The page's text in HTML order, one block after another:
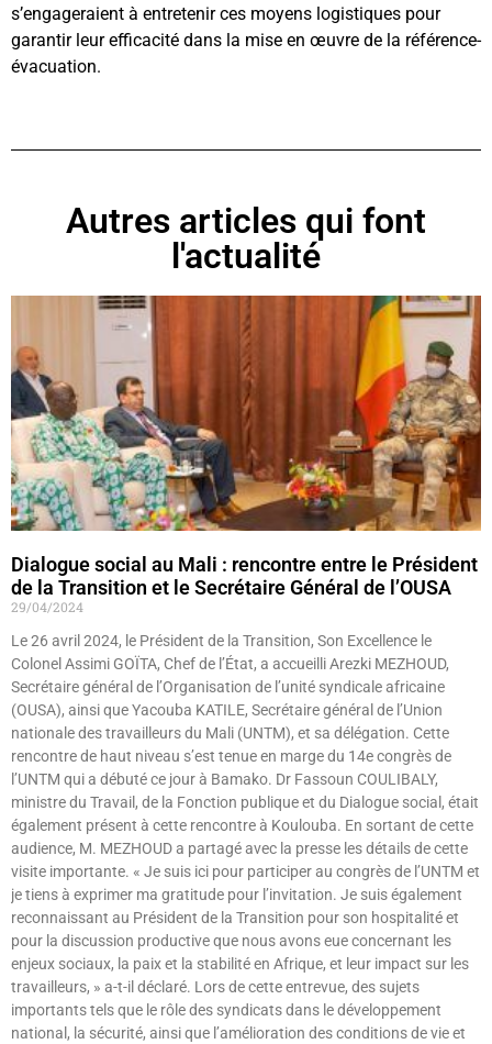
s’engageraient à entretenir ces moyens logistiques pour
garantir leur efficacité dans la mise en œuvre de la référence-
évacuation.
Autres articles qui font
l'actualité
Dialogue social au Mali : rencontre entre le Président
de la Transition et le Secrétaire Général de l’OUSA
29/04/2024
Le 26 avril 2024, le Président de la Transition, Son Excellence le
Colonel Assimi GOÏTA, Chef de l’État, a accueilli Arezki MEZHOUD,
Secrétaire général de l’Organisation de l’unité syndicale africaine
(OUSA), ainsi que Yacouba KATILE, Secrétaire général de l’Union
nationale des travailleurs du Mali (UNTM), et sa délégation. Cette
rencontre de haut niveau s’est tenue en marge du 14e congrès de
l’UNTM qui a débuté ce jour à Bamako. Dr Fassoun COULIBALY,
ministre du Travail, de la Fonction publique et du Dialogue social, était
également présent à cette rencontre à Koulouba. En sortant de cette
audience, M. MEZHOUD a partagé avec la presse les détails de cette
visite importante. « Je suis ici pour participer au congrès de l’UNTM et
je tiens à exprimer ma gratitude pour l’invitation. Je suis également
reconnaissant au Président de la Transition pour son hospitalité et
pour la discussion productive que nous avons eue concernant les
enjeux sociaux, la paix et la stabilité en Afrique, et leur impact sur les
travailleurs, » a-t-il déclaré. Lors de cette entrevue, des sujets
importants tels que le rôle des syndicats dans le développement
national, la sécurité, ainsi que l’amélioration des conditions de vie et